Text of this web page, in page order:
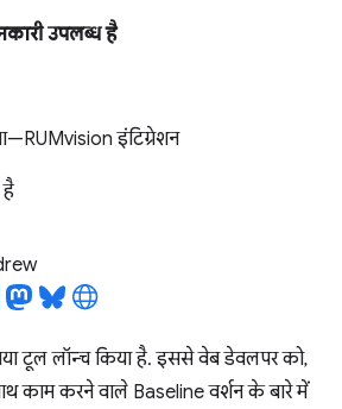
उपलब्ध है
इंटिग्रेशन
टूल लॉन्च किया है. इससे वेब डेवलपर को,
काम करने वाले Baseline वर्शन के बारे में